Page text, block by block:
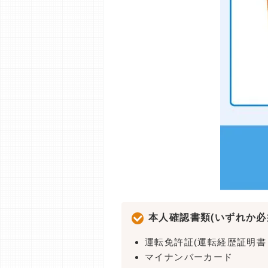
本人確認書類(いずれか
運転免許証(運転経歴証明書
マイナンバーカード